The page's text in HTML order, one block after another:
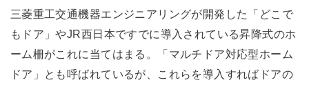
三菱重工交通機器エンジニアリングが開発した「どこで
もドア」やJR西日本ですでに導入されている昇降式のホ
ーム柵がこれに当てはまる。「マルチドア対応型ホーム
ドア」とも呼ばれているが、これらを導入すればドアの